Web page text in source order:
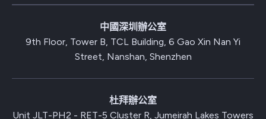
中國深圳辦公室
9th Floor, Tower B, TCL Building, 6 Gao Xin Nan Yi
Street, Nanshan, Shenzhen
杜拜辦公室
Unit JLT-PH2 - RET-5 Cluster R, Jumeirah Lakes Towers